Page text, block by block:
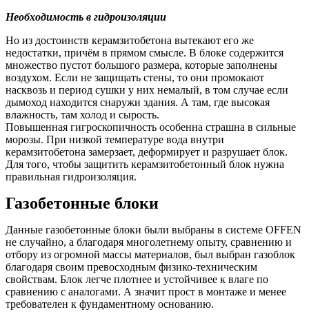
Необходимость в гидроизоляции
Но из достоинств керамзитобетона вытекают его же
недостатки, причём в прямом смысле. В блоке содержится
множество пустот большого размера, которые заполнены
воздухом. Если не защищать стены, то они промокают
насквозь и период сушки у них немалый, в том случае если
дымоход находится снаружи здания. А там, где высокая
влажность, там холод и сырость.
Повышенная гигроскопичность особенна страшна в сильные
морозы. При низкой температуре вода внутри
керамзитобетона замерзает, деформирует и разрушает блок.
Для того, чтобы защитить керамзитобетонный блок нужна
правильная гидроизоляция.
Газобетонные блоки
Данные газобетонные блоки были выбраны в системе OFFEN
не случайно, а благодаря многолетнему опыту, сравнению и
отбору из огромной массы материалов, был выбран газоблок
благодаря своим превосходным физико-техническим
свойствам. Блок легче плотнее и устойчивее к влаге по
сравнению с аналогами. А значит прост в монтаже и менее
требователен к фундаментному основанию.